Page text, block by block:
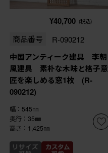
¥40,700 (税込)
商品番号 R-090212
中国アンティーク建具 李朝
風建具 素朴な木味と格子意
匠を楽しめる窓1枚 (R-
090212)
幅：545㎜
奥行：35㎜
高さ：1,425㎜